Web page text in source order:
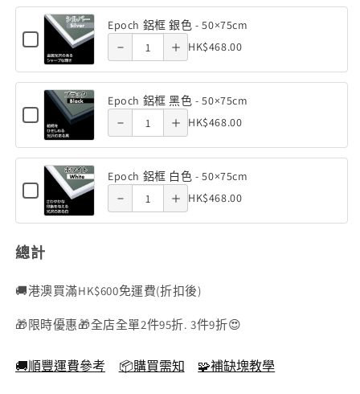
白
色
50×75cm
-
50×75cm
(1000
塊)
色
雕
刻
框
-
50×75cm
(1000
塊)
鋁
金
色
50×75cm
Epoch
鋁
金
色
50×75cm
色 -
50×75cm
色 -
50×75cm
Checkbox
for
Epoch
鋁
銀
色
50×75cm
Epoch 鋁框 銀色 - 50×75cm
Quantity
of
Epoch
鋁
銀
色
50×75cm
of Epoch
色 -
50×75cm
of Epoch
色 -
50×75cm
HK$468.00
Checkbox
for
Epoch
鋁
黑
色
50×75cm
Epoch 鋁框 黑色 - 50×75cm
Quantity
of
Epoch
鋁
黑
50×75cm
Decrease
quantity
of Epoch
色 -
50×75cm
Increase
quantity
of Epoch
色 -
50×75cm
HK$468.00
Checkbox
for
Epoch
框
白
-
Epoch 鋁框 白色 - 50×75cm
Quantity
of
色
50×75cm
Decrease
quantity
of Epoch
Increase
quantity
of Epoch
HK$468.00
總計
🚚港澳買滿HK$600免運費(折扣後)
🎁限時優惠🎁全店全單2件95折. 3件9折😍
🚚順豐運費參考 📦購買需知 🧩補缺塊教學